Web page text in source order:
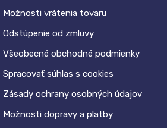
Možnosti vrátenia tovaru
Odstúpenie od zmluvy
Všeobecné obchodné podmienky
Spracovať súhlas s cookies
Zásady ochrany osobných údajov
Možnosti dopravy a platby